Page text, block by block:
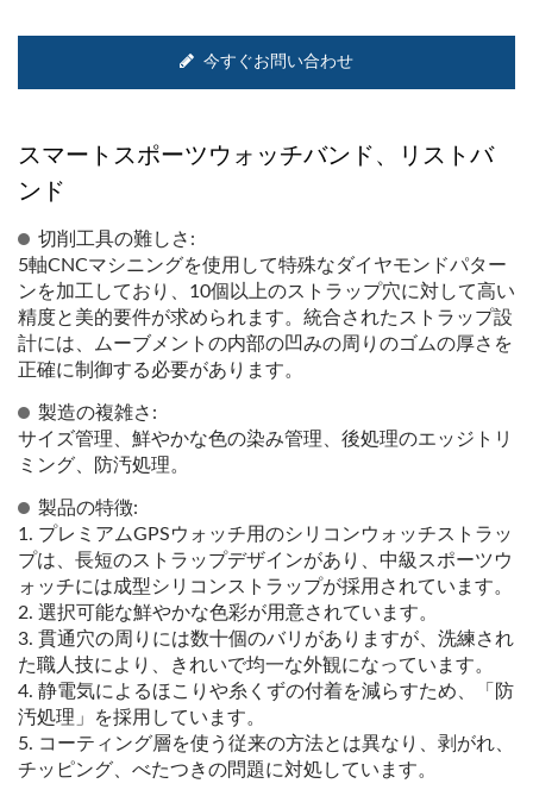
今すぐお問い合わせ
スマートスポーツウォッチバンド、リストバ
ンド
切削工具の難しさ:
5軸CNCマシニングを使用して特殊なダイヤモンドパター
ンを加工しており、10個以上のストラップ穴に対して高い
精度と美的要件が求められます。統合されたストラップ設
計には、ムーブメントの内部の凹みの周りのゴムの厚さを
正確に制御する必要があります。
製造の複雑さ:
サイズ管理、鮮やかな色の染み管理、後処理のエッジトリ
ミング、防汚処理。
製品の特徴:
1. プレミアムGPSウォッチ用のシリコンウォッチストラッ
プは、長短のストラップデザインがあり、中級スポーツウ
ォッチには成型シリコンストラップが採用されています。
2. 選択可能な鮮やかな色彩が用意されています。
3. 貫通穴の周りには数十個のバリがありますが、洗練され
た職人技により、きれいで均一な外観になっています。
4. 静電気によるほこりや糸くずの付着を減らすため、「防
汚処理」を採用しています。
5. コーティング層を使う従来の方法とは異なり、剥がれ、
チッピング、べたつきの問題に対処しています。